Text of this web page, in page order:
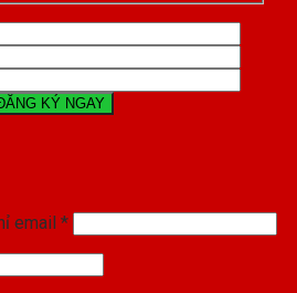
email *